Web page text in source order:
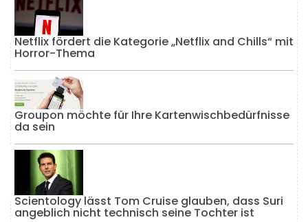
Netflix fördert die Kategorie „Netflix and Chills“ mit
Horror-Thema
Groupon möchte für Ihre Kartenwischbedürfnisse
da sein
Scientology lässt Tom Cruise glauben, dass Suri
angeblich nicht technisch seine Tochter ist